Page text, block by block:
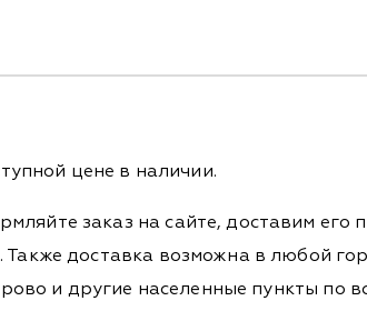
цене в наличии.
заказ на сайте, доставим его
Также доставка возможна в любой
и другие населенные пункты по